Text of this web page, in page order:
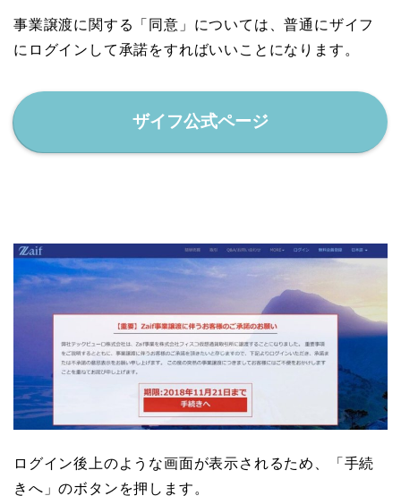
事業譲渡に関する「同意」については、普通にザイフ
にログインして承諾をすればいいことになります。
ザイフ公式ページ
ログイン後上のような画面が表示されるため、「手続
きへ」のボタンを押します。